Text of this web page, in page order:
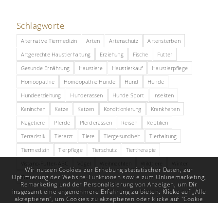
Schlagworte
Alternative Tiermedizin Arten Artenschutz
Artensterben
Artgerechte Haustierhaltung
Erziehung Fische
Futter
Gesunde Ernährung
Haustiere Haustierkauf
Haustierpflege
Homöopathie
Homöopathie Hunde Hund
Hunde
Hundeerziehung
Hunderassen Hunde Sport
Insekten
Kaninchen
Katze Katzen Konditionierung
Krankheiten
Nagetiere
Pferde Pferderassen Reisen
Reptilien
Terraristik
Tierarzt Tiere Tiergesundheit
Tierhaltung
Tiermedizin
Tierpflege Tierschutz
Tiertherapie
Zoo
Wir nutzen Cookies zur Erhebung statistischer Daten, zur
Optimierung der Website-Funktionen sowie zum Onlinemarketing,
Remarketing und der Personalisierung von Anzeigen, um Dir
insgesamt eine angenehmere Erfahrung zu bieten. Klicke auf „Alle
akzeptieren“, um Cookies zu akzeptieren oder klicke auf "Cookie